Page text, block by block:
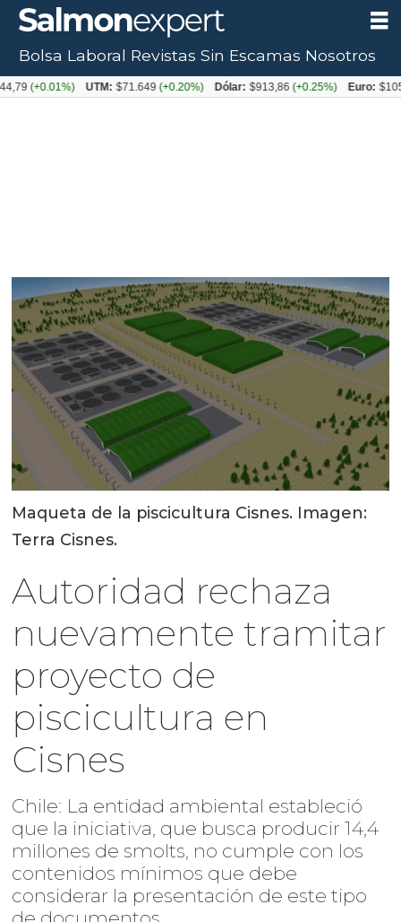
Maqueta de la piscicultura Cisnes. Imagen:
Terra Cisnes.
Autoridad rechaza
nuevamente tramitar
proyecto de
piscicultura en
Cisnes
Chile: La entidad ambiental estableció
que la iniciativa, que busca producir 14,4
millones de smolts, no cumple con los
contenidos mínimos que debe
considerar la presentación de este tipo
Bolsa Laboral Revistas Sin Escamas Nosotros
UTM: $71.649(+0.20%) Dólar: $913,86(+0.25%) Euro: $1053,08(-